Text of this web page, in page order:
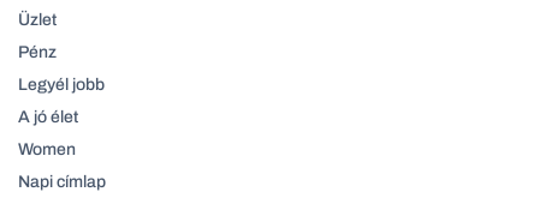
Üzlet
Pénz
Legyél jobb
A jó élet
Women
Napi címlap